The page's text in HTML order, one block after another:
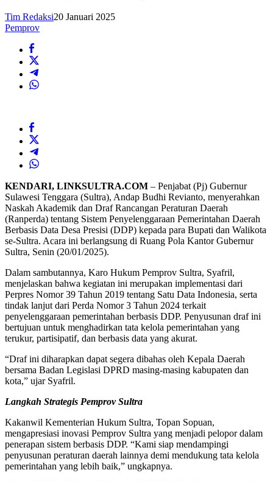
Tim Redaksi20 Januari 2025
Pemprov
KENDARI, LINKSULTRA.COM – Penjabat (Pj) Gubernur
Sulawesi Tenggara (Sultra), Andap Budhi Revianto, menyerahkan
Naskah Akademik dan Draf Rancangan Peraturan Daerah
(Ranperda) tentang Sistem Penyelenggaraan Pemerintahan Daerah
Berbasis Data Desa Presisi (DDP) kepada para Bupati dan Walikota
se-Sultra. Acara ini berlangsung di Ruang Pola Kantor Gubernur
Sultra, Senin (20/01/2025).
Dalam sambutannya, Karo Hukum Pemprov Sultra, Syafril,
menjelaskan bahwa kegiatan ini merupakan implementasi dari
Perpres Nomor 39 Tahun 2019 tentang Satu Data Indonesia, serta
tindak lanjut dari Perda Nomor 3 Tahun 2024 terkait
penyelenggaraan pemerintahan berbasis DDP. Penyusunan draf ini
bertujuan untuk menghadirkan tata kelola pemerintahan yang
terukur, partisipatif, dan berbasis data yang akurat.
“Draf ini diharapkan dapat segera dibahas oleh Kepala Daerah
bersama Badan Legislasi DPRD masing-masing kabupaten dan
kota,” ujar Syafril.
Langkah Strategis Pemprov Sultra
Kakanwil Kementerian Hukum Sultra, Topan Sopuan,
mengapresiasi inovasi Pemprov Sultra yang menjadi pelopor dalam
penerapan sistem berbasis DDP. “Kami siap mendampingi
penyusunan peraturan daerah lainnya demi mendukung tata kelola
pemerintahan yang lebih baik,” ungkapnya.